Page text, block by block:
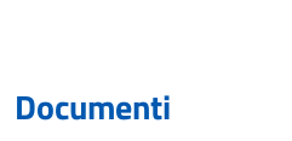
Documenti